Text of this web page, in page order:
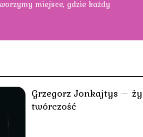
miejsce, gdzie każdy
Grzegorz Jonkajtys –
twórczość